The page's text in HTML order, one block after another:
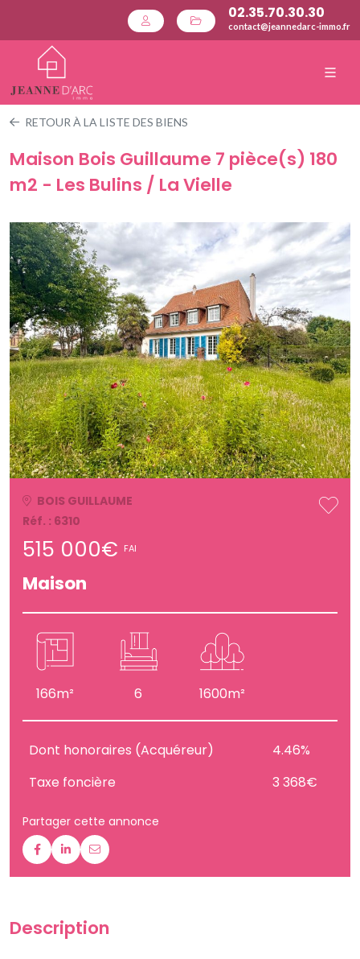
02.35.70.30.30
contact@jeannedarc-immo.fr
RETOUR À LA LISTE DES BIENS
Maison Bois Guillaume 7 pièce(s) 180
m2 - Les Bulins / La Vielle
BOIS GUILLAUME
Réf. : 6310
515 000€ FAI
Maison
166m² 6 1600m²
Dont honoraires (Acquéreur)
4.46%
Taxe foncière
3 368€
Partager cette annonce
Description